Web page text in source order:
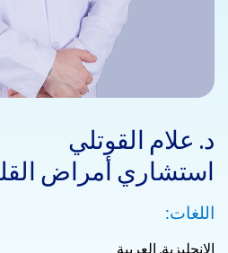
د. علام القوتلي
استشاري أمراض
اللغات:
الإنجليزية, العربية